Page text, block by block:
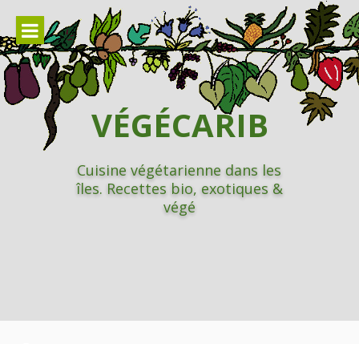
contenu
VÉGÉCARIB
Cuisine végétarienne dans les
îles. Recettes bio, exotiques &
végé